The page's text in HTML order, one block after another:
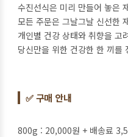
수진선식은 미리 만들어 놓은
모든 주문은 그날그날 신선한
개인별 건강 상태와 취향을 고
당신만을 위한 건강한 한 끼를
✅ 구매 안내
800g : 20,000원 + 배송료